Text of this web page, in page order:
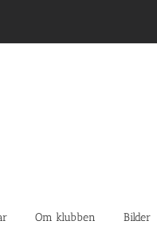
Om klubben Bilder